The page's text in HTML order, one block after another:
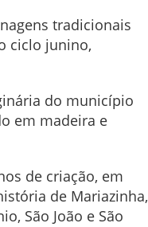
tradicionais
ciclo junino,
do município
em madeira e
de criação, em
de Mariazinha,
São João e São